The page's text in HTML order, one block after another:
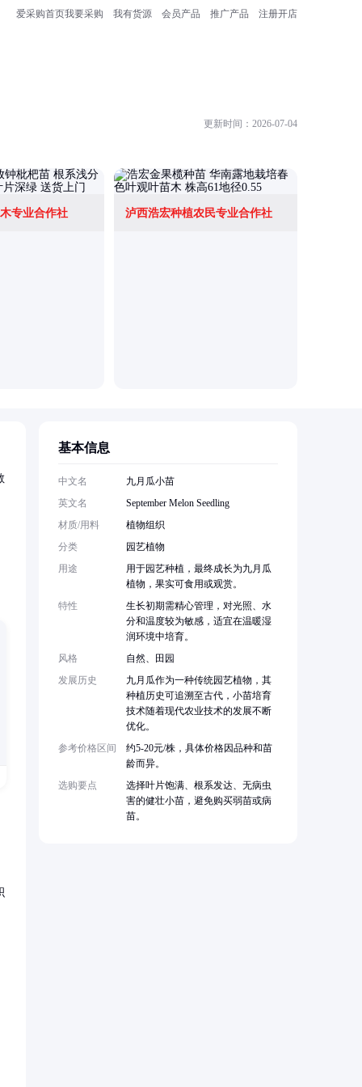
爱采购首页我要采购 我有货源 会员产品 推广产品 注册开店
更新时间：2026-07-04
专业合作社 泸西浩宏种植农民专业合作社
基本信息
中文名
九月瓜小苗
英文名
September Melon Seedling
材质/用料
植物组织
分类
园艺植物
用途
用于园艺种植，最终成长为九月瓜
植物，果实可食用或观赏。
特性
生长初期需精心管理，对光照、水
分和温度较为敏感，适宜在温暖湿
润环境中培育。
风格
自然、田园
发展历史
九月瓜作为一种传统园艺植物，其
种植历史可追溯至古代，小苗培育
技术随着现代农业技术的发展不断
优化。
参考价格区间
约5-20元/株，具体价格因品种和苗
龄而异。
选购要点
选择叶片饱满、根系发达、无病虫
害的健壮小苗，避免购买弱苗或病
苗。